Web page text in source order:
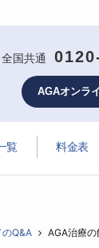
全国共通
AGAオンラ
覧 料金表
のQ&A AGA治療